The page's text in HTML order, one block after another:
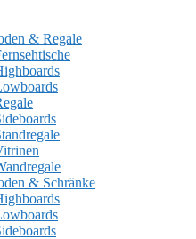
& Regale
& Schränke